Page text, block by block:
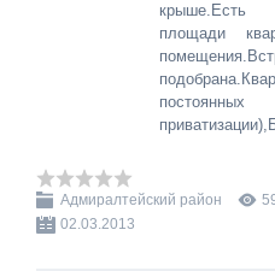
крыше.Есть
площади
Адмиралтейский район
02.03.2013